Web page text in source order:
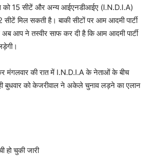
को 15 सीटें और अन्य आईएनडीआईए (I.N.D.I.A)
मिल सकती है। बाकी सीटों पर आम आदमी पार्टी
आप ने तस्वीर साफ कर दी है कि आम आदमी पार्टी
मंगलवार की रात में I.N.D.I.A के नेताओं के बीच
बुधवार को केजरीवाल ने अकेले चुनाव लड़ने का एलान
हो चुकी जारी